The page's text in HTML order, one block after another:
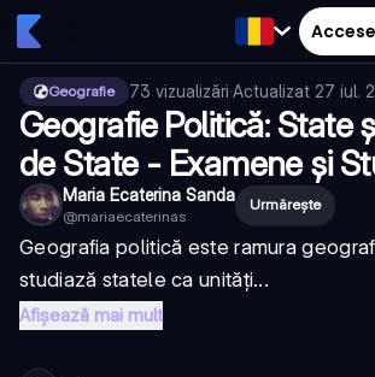
Geografie 73 vizualizări·Actualizat 27 iul.
Geografie Politică: State
de State - Examene și
Maria Ecaterina Sanda
@mariaecaterinas
Urmărește
Geografia politică este ramura
studiază statele ca unități...
Afișează mai mult